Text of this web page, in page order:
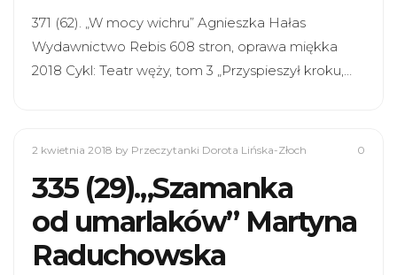
371 (62). „W mocy wichru” Agnieszka Hałas
Wydawnictwo Rebis 608 stron, oprawa miękka
2018 Cykl: Teatr węży, tom 3 „Przyspieszył kroku,…
2 kwietnia 2018 by Przeczytanki Dorota Lińska-Złoch 0
335 (29).„Szamanka
od umarlaków” Martyna
Raduchowska